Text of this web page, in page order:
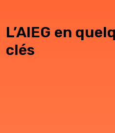
L’AIEG en
clés